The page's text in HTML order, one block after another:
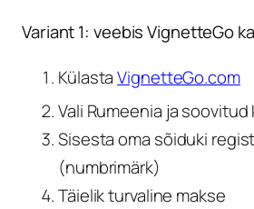
Variant 1: veebis VignetteGo
KülastaVignetteGo.com
Vali Rumeenia ja
Sisesta oma sõiduki
(numbrimärk)
Täielik turvaline makse